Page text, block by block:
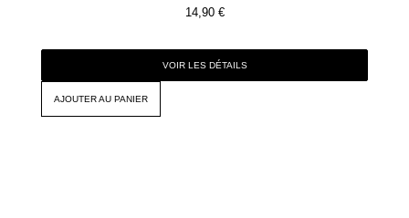
14,90 €
VOIR LES DÉTAILS
AJOUTER AU PANIER